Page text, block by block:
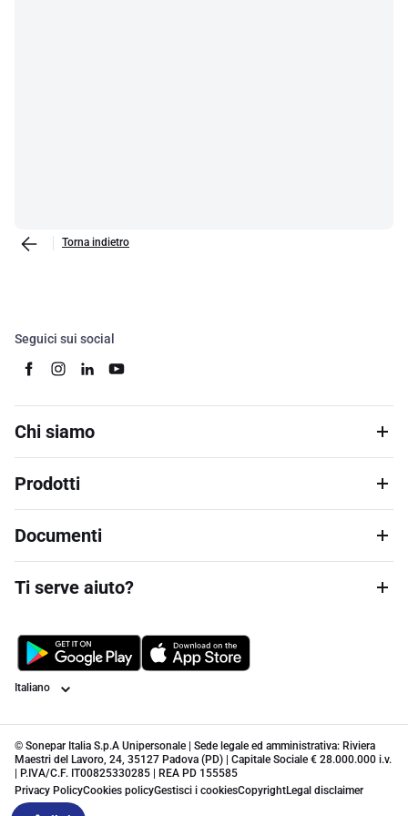
Torna indietro
Seguici sui social
Chi siamo
Prodotti
Documenti
Ti serve aiuto?
Lingua
© Sonepar Italia S.p.A Unipersonale | Sede legale ed amministrativa: Riviera
Maestri del Lavoro, 24, 35127 Padova (PD) | Capitale Sociale € 28.000.000 i.v.
| P.IVA/C.F. IT00825330285 | REA PD 155585
Privacy PolicyCookies policyGestisci i cookiesCopyrightLegal disclaimer